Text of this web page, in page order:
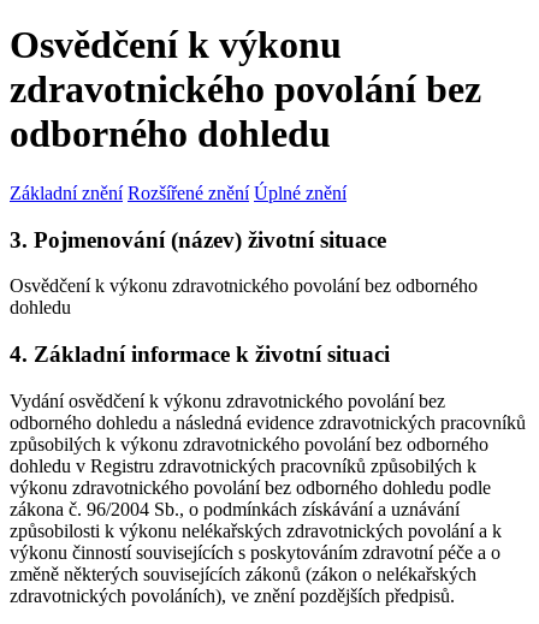
Osvědčení k výkonu
zdravotnického povolání bez
odborného dohledu
Základní znění Rozšířené znění Úplné znění
3. Pojmenování (název) životní situace
Osvědčení k výkonu zdravotnického povolání bez odborného
dohledu
4. Základní informace k životní situaci
Vydání osvědčení k výkonu zdravotnického povolání bez
odborného dohledu a následná evidence zdravotnických pracovníků
způsobilých k výkonu zdravotnického povolání bez odborného
dohledu v Registru zdravotnických pracovníků způsobilých k
výkonu zdravotnického povolání bez odborného dohledu podle
zákona č. 96/2004 Sb., o podmínkách získávání a uznávání
způsobilosti k výkonu nelékařských zdravotnických povolání a k
výkonu činností souvisejících s poskytováním zdravotní péče a o
změně některých souvisejících zákonů (zákon o nelékařských
zdravotnických povoláních), ve znění pozdějších předpisů.